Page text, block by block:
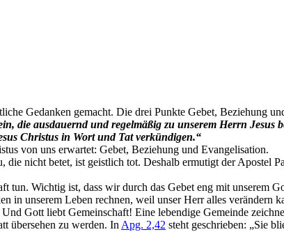
Gedanken gemacht. Die drei Punkte Gebet, Beziehung
die ausdauernd und regelmäßig zu unserem Herrn
Christus in Wort und Tat verkündigen.“
von uns erwartet: Gebet, Beziehung und Evangelisation.
die nicht betet, ist geistlich tot. Deshalb ermutigt der Apostel
tun. Wichtig ist, dass wir durch das Gebet eng mit unserem
unserem Leben rechnen, weil unser Herr alles verändern
Gott liebt Gemeinschaft! Eine lebendige Gemeinde
übersehen zu werden. In Apg. 2,42 steht geschrieben: „Sie